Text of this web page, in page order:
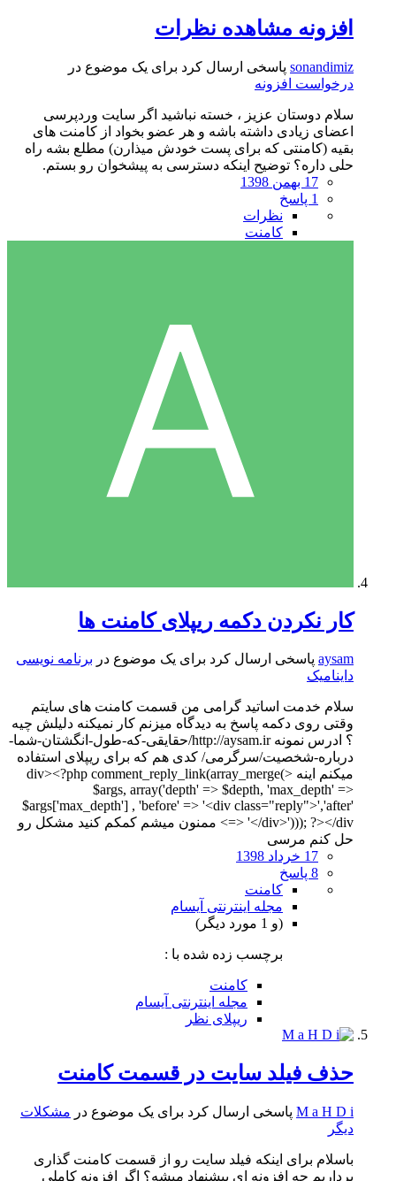
افزونه مشاهده نظرات
sonandimiz پاسخی ارسال کرد برای یک موضوع در
درخواست افزونه
سلام دوستان عزیز ، خسته نباشید اگر سایت وردپرسی
اعضای زیادی داشته باشه و هر عضو بخواد از کامنت های
بقیه (کامنتی که برای پست خودش میذارن) مطلع بشه راه
حلی داره؟ توضیح اینکه دسترسی به پیشخوان رو بستم.
17 بهمن 1398
1 پاسخ
نظرات
کامنت
کار نکردن دکمه ریپلای کامنت ها
aysam پاسخی ارسال کرد برای یک موضوع در برنامه نویسی
داینامیک
سلام خدمت اساتید گرامی من قسمت کامنت های سایتم
وقتی روی دکمه پاسخ به دیدگاه میزنم کار نمیکنه دلیلش چیه
؟ ادرس نمونه http://aysam.ir/حقایقی-که-طول-انگشتان-شما-
درباره-شخصیت/سرگرمی/ کدی هم که برای ریپلای استفاده
میکنم اینه <div><?php comment_reply_link(array_merge(
$args, array('depth' => $depth, 'max_depth' =>
$args['max_depth'] , 'before' => '<div class="reply">','after'
=> '</div>'))); ?></div> ممنون میشم کمکم کنید مشکل رو
حل کنم مرسی
17 خرداد 1398
8 پاسخ
کامنت
مجله اینترنتی آیسام
(و 1 مورد دیگر)
برچسب زده شده با :
کامنت
مجله اینترنتی آیسام
ریپلای نظر
حذف فیلد سایت در قسمت کامنت
M a H D i پاسخی ارسال کرد برای یک موضوع در مشکلات
دیگر
باسلام برای اینکه فیلد سایت رو از قسمت کامنت گذاری
برداریم چه افزونه ای پیشنهاد میشه؟ اگر افزونه کاملی